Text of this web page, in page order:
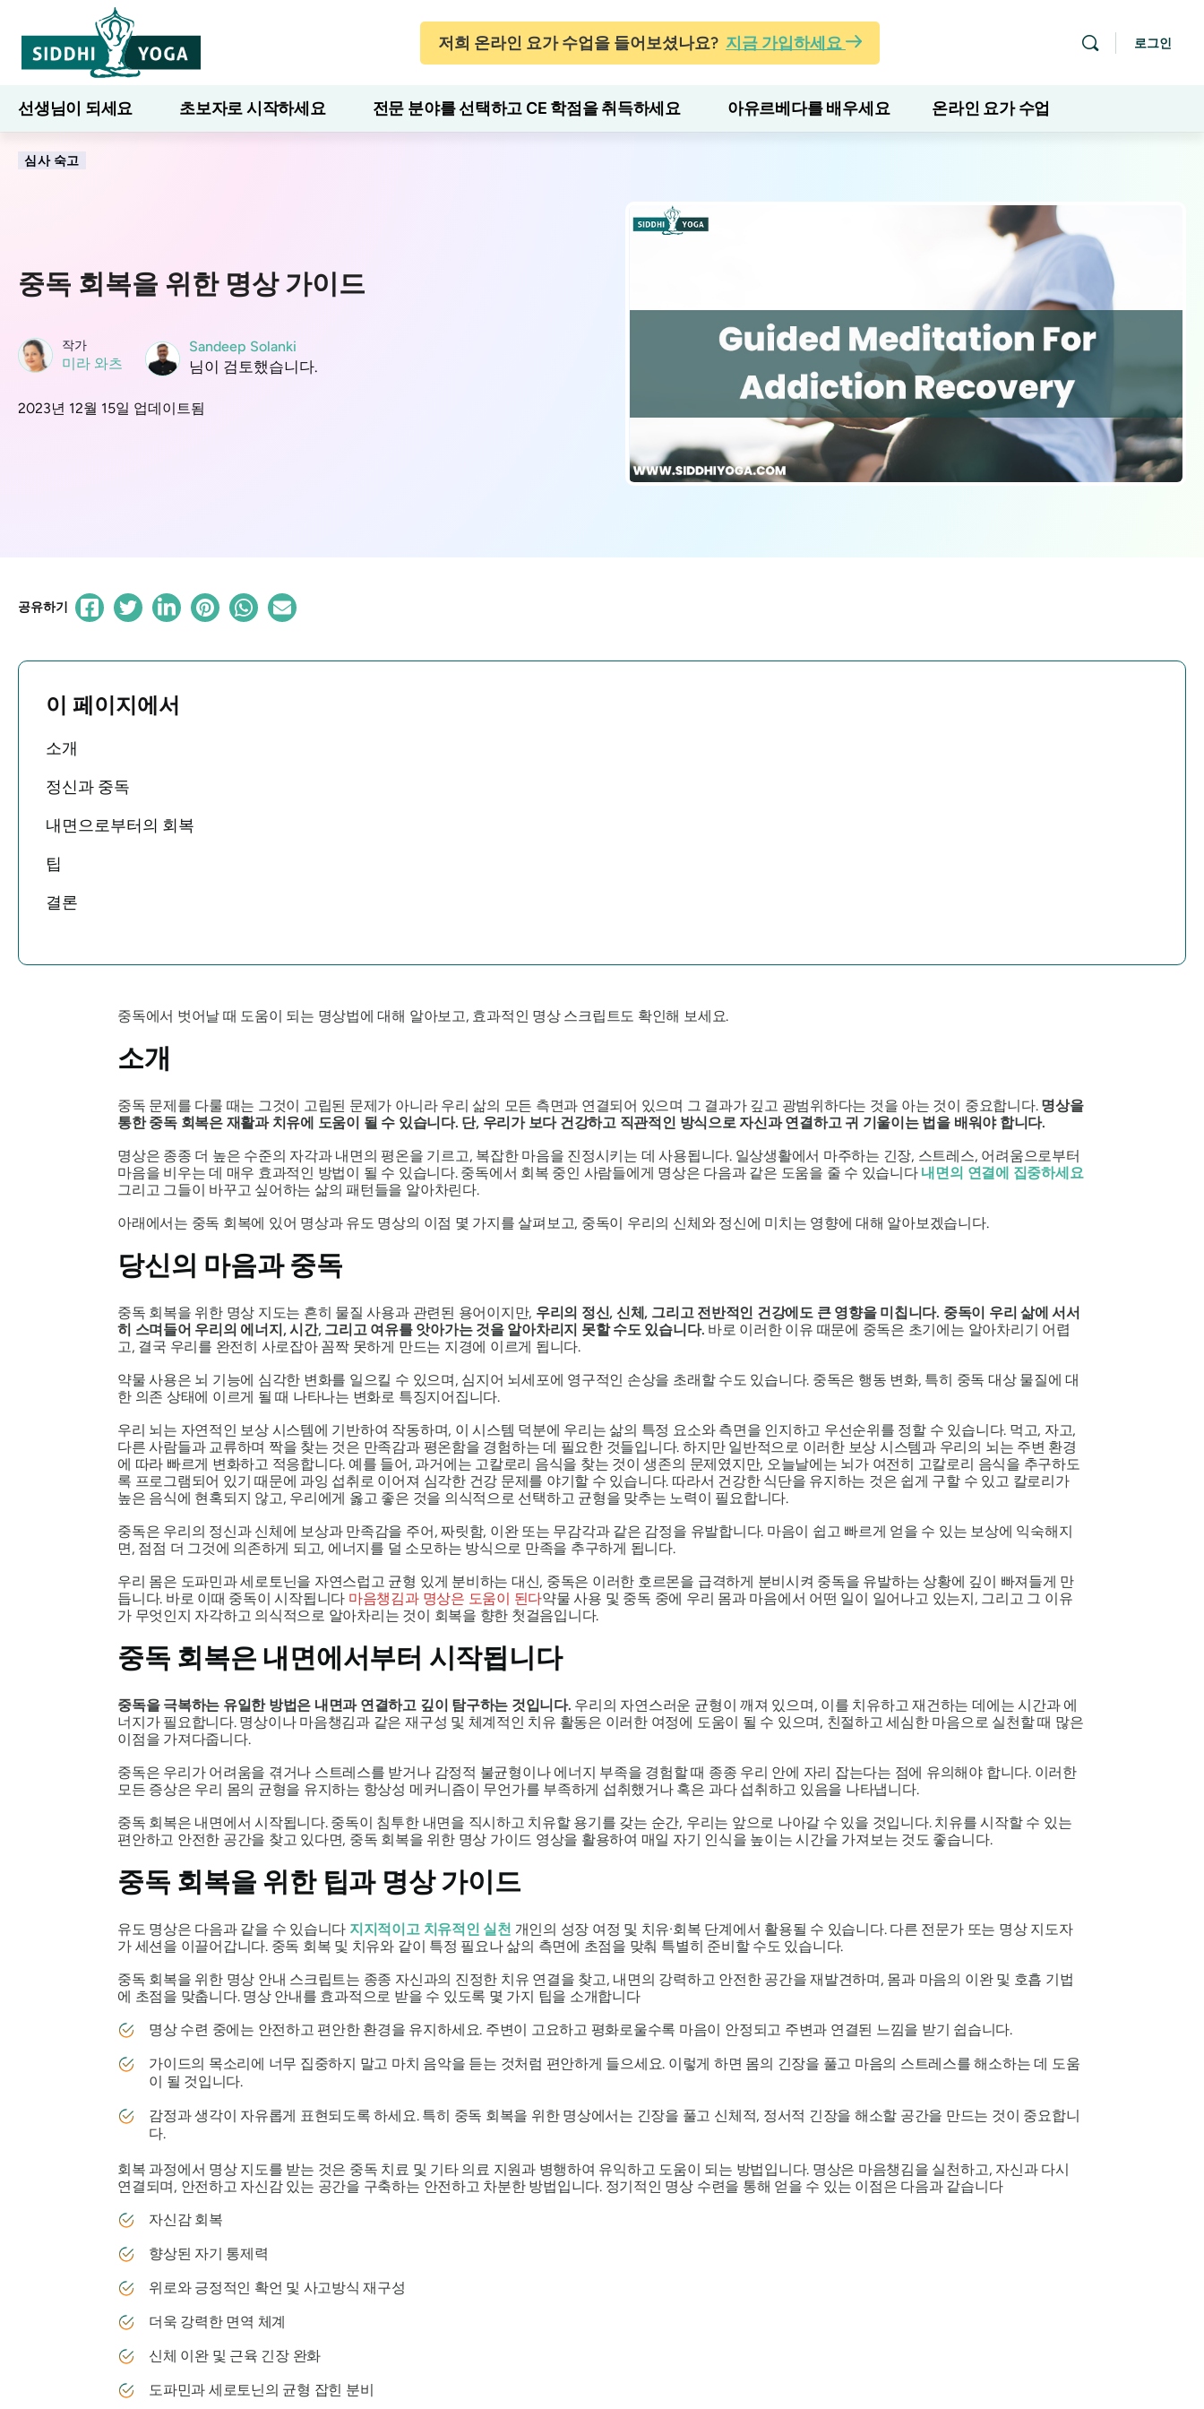
저희 온라인 요가 수업을 들어보셨나요? 지금 가입하세요 로그인
선생님이 되세요 초보자로 시작하세요 전문 분야를 선택하고 CE 학점을 취득하세요 아유르베다를 배우세요 온라인 요가 수업
7일간의 웰니스
심사 숙고
중독 회복을 위한 명상 가이드
작가
미라 와츠
Sandeep Solanki
님이 검토했습니다.
2023년 12월 15일 업데이트됨
공유하기
이 페이지에서
소개
정신과 중독
내면으로부터의 회복
팁
결론
중독에서 벗어날 때 도움이 되는 명상법에 대해 알아보고, 효과적인 명상 스크립트도 확인해 보세요.
소개
중독 문제를 다룰 때는 그것이 고립된 문제가 아니라 우리 삶의 모든 측면과 연결되어 있으며 그 결과가 깊고 광범위하다는 것을 아는 것이 중요합니다. 명상을
통한 중독 회복은 재활과 치유에 도움이 될 수 있습니다. 단, 우리가 보다 건강하고 직관적인 방식으로 자신과 연결하고 귀 기울이는 법을 배워야 합니다.
명상은 종종 더 높은 수준의 자각과 내면의 평온을 기르고, 복잡한 마음을 진정시키는 데 사용됩니다. 일상생활에서 마주하는 긴장, 스트레스, 어려움으로부터
마음을 비우는 데 매우 효과적인 방법이 될 수 있습니다. 중독에서 회복 중인 사람들에게 명상은 다음과 같은 도움을 줄 수 있습니다 내면의 연결에 집중하세요
그리고 그들이 바꾸고 싶어하는 삶의 패턴들을 알아차린다.
아래에서는 중독 회복에 있어 명상과 유도 명상의 이점 몇 가지를 살펴보고, 중독이 우리의 신체와 정신에 미치는 영향에 대해 알아보겠습니다.
당신의 마음과 중독
중독 회복을 위한 명상 지도는 흔히 물질 사용과 관련된 용어이지만, 우리의 정신, 신체, 그리고 전반적인 건강에도 큰 영향을 미칩니다. 중독이 우리 삶에 서서
히 스며들어 우리의 에너지, 시간, 그리고 여유를 앗아가는 것을 알아차리지 못할 수도 있습니다. 바로 이러한 이유 때문에 중독은 초기에는 알아차리기 어렵
고, 결국 우리를 완전히 사로잡아 꼼짝 못하게 만드는 지경에 이르게 됩니다.
약물 사용은 뇌 기능에 심각한 변화를 일으킬 수 있으며, 심지어 뇌세포에 영구적인 손상을 초래할 수도 있습니다. 중독은 행동 변화, 특히 중독 대상 물질에 대
한 의존 상태에 이르게 될 때 나타나는 변화로 특징지어집니다.
우리 뇌는 자연적인 보상 시스템에 기반하여 작동하며, 이 시스템 덕분에 우리는 삶의 특정 요소와 측면을 인지하고 우선순위를 정할 수 있습니다. 먹고, 자고,
다른 사람들과 교류하며 짝을 찾는 것은 만족감과 평온함을 경험하는 데 필요한 것들입니다. 하지만 일반적으로 이러한 보상 시스템과 우리의 뇌는 주변 환경
에 따라 빠르게 변화하고 적응합니다. 예를 들어, 과거에는 고칼로리 음식을 찾는 것이 생존의 문제였지만, 오늘날에는 뇌가 여전히 고칼로리 음식을 추구하도
록 프로그램되어 있기 때문에 과잉 섭취로 이어져 심각한 건강 문제를 야기할 수 있습니다. 따라서 건강한 식단을 유지하는 것은 쉽게 구할 수 있고 칼로리가
높은 음식에 현혹되지 않고, 우리에게 옳고 좋은 것을 의식적으로 선택하고 균형을 맞추는 노력이 필요합니다.
중독은 우리의 정신과 신체에 보상과 만족감을 주어, 짜릿함, 이완 또는 무감각과 같은 감정을 유발합니다. 마음이 쉽고 빠르게 얻을 수 있는 보상에 익숙해지
면, 점점 더 그것에 의존하게 되고, 에너지를 덜 소모하는 방식으로 만족을 추구하게 됩니다.
우리 몸은 도파민과 세로토닌을 자연스럽고 균형 있게 분비하는 대신, 중독은 이러한 호르몬을 급격하게 분비시켜 중독을 유발하는 상황에 깊이 빠져들게 만
듭니다. 바로 이때 중독이 시작됩니다 마음챙김과 명상은 도움이 된다약물 사용 및 중독 중에 우리 몸과 마음에서 어떤 일이 일어나고 있는지, 그리고 그 이유
가 무엇인지 자각하고 의식적으로 알아차리는 것이 회복을 향한 첫걸음입니다.
중독 회복은 내면에서부터 시작됩니다
중독을 극복하는 유일한 방법은 내면과 연결하고 깊이 탐구하는 것입니다. 우리의 자연스러운 균형이 깨져 있으며, 이를 치유하고 재건하는 데에는 시간과 에
너지가 필요합니다. 명상이나 마음챙김과 같은 재구성 및 체계적인 치유 활동은 이러한 여정에 도움이 될 수 있으며, 친절하고 세심한 마음으로 실천할 때 많은
이점을 가져다줍니다.
중독은 우리가 어려움을 겪거나 스트레스를 받거나 감정적 불균형이나 에너지 부족을 경험할 때 종종 우리 안에 자리 잡는다는 점에 유의해야 합니다. 이러한
모든 증상은 우리 몸의 균형을 유지하는 항상성 메커니즘이 무언가를 부족하게 섭취했거나 혹은 과다 섭취하고 있음을 나타냅니다.
중독 회복은 내면에서 시작됩니다. 중독이 침투한 내면을 직시하고 치유할 용기를 갖는 순간, 우리는 앞으로 나아갈 수 있을 것입니다. 치유를 시작할 수 있는
편안하고 안전한 공간을 찾고 있다면, 중독 회복을 위한 명상 가이드 영상을 활용하여 매일 자기 인식을 높이는 시간을 가져보는 것도 좋습니다.
중독 회복을 위한 팁과 명상 가이드
유도 명상은 다음과 같을 수 있습니다 지지적이고 치유적인 실천 개인의 성장 여정 및 치유·회복 단계에서 활용될 수 있습니다. 다른 전문가 또는 명상 지도자
가 세션을 이끌어갑니다. 중독 회복 및 치유와 같이 특정 필요나 삶의 측면에 초점을 맞춰 특별히 준비할 수도 있습니다.
중독 회복을 위한 명상 안내 스크립트는 종종 자신과의 진정한 치유 연결을 찾고, 내면의 강력하고 안전한 공간을 재발견하며, 몸과 마음의 이완 및 호흡 기법
에 초점을 맞춥니다. 명상 안내를 효과적으로 받을 수 있도록 몇 가지 팁을 소개합니다
명상 수련 중에는 안전하고 편안한 환경을 유지하세요. 주변이 고요하고 평화로울수록 마음이 안정되고 주변과 연결된 느낌을 받기 쉽습니다.
가이드의 목소리에 너무 집중하지 말고 마치 음악을 듣는 것처럼 편안하게 들으세요. 이렇게 하면 몸의 긴장을 풀고 마음의 스트레스를 해소하는 데 도움
이 될 것입니다.
감정과 생각이 자유롭게 표현되도록 하세요. 특히 중독 회복을 위한 명상에서는 긴장을 풀고 신체적, 정서적 긴장을 해소할 공간을 만드는 것이 중요합니
다.
회복 과정에서 명상 지도를 받는 것은 중독 치료 및 기타 의료 지원과 병행하여 유익하고 도움이 되는 방법입니다. 명상은 마음챙김을 실천하고, 자신과 다시
연결되며, 안전하고 자신감 있는 공간을 구축하는 안전하고 차분한 방법입니다. 정기적인 명상 수련을 통해 얻을 수 있는 이점은 다음과 같습니다
자신감 회복
향상된 자기 통제력
위로와 긍정적인 확언 및 사고방식 재구성
더욱 강력한 면역 체계
신체 이완 및 근육 긴장 완화
도파민과 세로토닌의 균형 잡힌 분비